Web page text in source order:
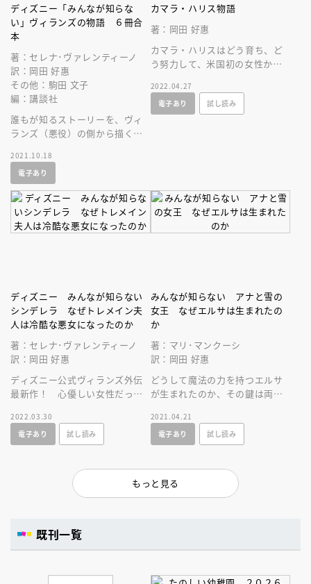
ディズニー「みんなが知らな
い」ヴィランズの物語 ６冊合
本
著：セレナ･ヴァレンティーノ
訳：岡田 好惠
その他：駒田 文子
編：講談社
誰もが知るストーリーを、ヴィ
ランズ（悪役）の側から描く、
2021.10.18
電子あり
カマラ・ハリス物語
著：岡田 好惠
カマラ・ハリスはどう育ち、ど
う努力して、米国初の女性か
たか。大人も子どもも一緒に考
えられる一冊。
2022.04.27
電子あり
試し読み
ディズニー みんなが知らない
シンデレラ なぜトレメイン夫
人は冷酷な悪女になったのか
著：セレナ･ヴァレンティーノ
訳：岡田 好惠
ディズニー公式ヴィランズ外伝
最新作！ 心優しい女性だった
夫人は、なぜ冷酷な女になった
のかーー？
2022.03.30
電子あり
試し読み
みんなが知らない アナと雪の
女王 なぜエルサは生まれたの
か
著：マリ･マンクーシ
訳：岡田 好惠
どうして魔法の力を持つエルサ
が生まれたのか、その鍵は両親
なが知らなかったアナ雪の真実
が明らかに！
2021.04.21
電子あり
試し読み
もっと見る
既刊一覧